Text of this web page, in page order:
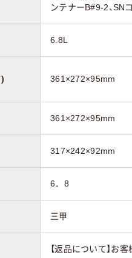
ンテナーB#9-2、SN
6.8L
361×272×95mm
361×272×95mm
317×242×92mm
6．8
三甲
【返品について】お